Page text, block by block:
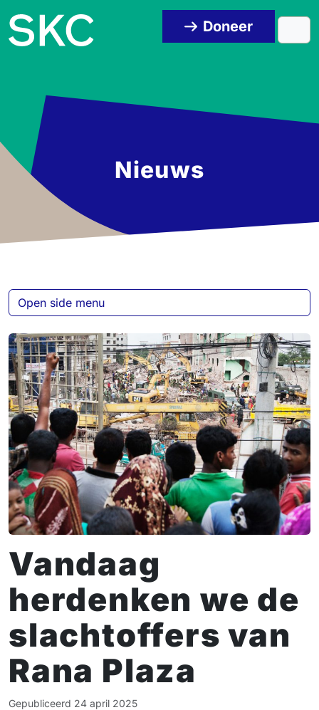
Doneer
Nieuws
Vandaag
herdenken we de
slachtoffers van
Rana Plaza
Gepubliceerd 24 april 2025
Open side menu